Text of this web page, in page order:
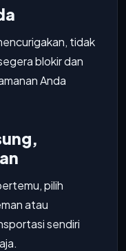
tidak
blokir dan
Anda
pilih
atau
sendiri